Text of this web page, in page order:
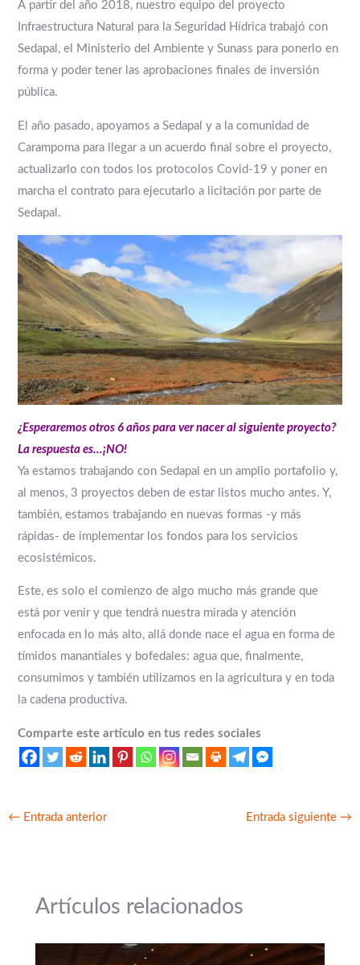
A partir del año 2018, nuestro equipo del proyecto
Infraestructura Natural para la Seguridad Hídrica trabajó con
Sedapal, el Ministerio del Ambiente y Sunass para ponerlo en
forma y poder tener las aprobaciones finales de inversión
pública.
El año pasado, apoyamos a Sedapal y a la comunidad de
Carampoma para llegar a un acuerdo final sobre el proyecto,
actualizarlo con todos los protocolos Covid-19 y poner en
marcha el contrato para ejecutarlo a licitación por parte de
Sedapal.
¿Esperaremos otros 6 años para ver nacer al siguiente proyecto?
La respuesta es…¡NO!
Ya estamos trabajando con Sedapal en un amplio portafolio y,
al menos, 3 proyectos deben de estar listos mucho antes. Y,
también, estamos trabajando en nuevas formas -y más
rápidas- de implementar los fondos para los servicios
ecosistémicos.
Este, es solo el comienzo de algo mucho más grande que
está por venir y que tendrá nuestra mirada y atención
enfocada en lo más alto, allá donde nace el agua en forma de
tímidos manantiales y bofedales: agua que, finalmente,
consumimos y también utilizamos en la agricultura y en toda
la cadena productiva.
Comparte este artículo en tus redes sociales
← Entrada anterior Entrada siguiente →
Artículos relacionados